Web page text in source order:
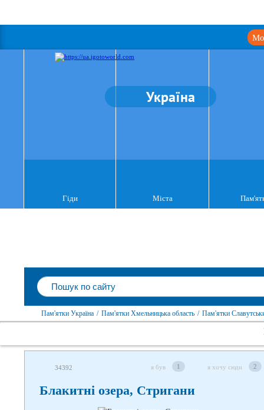
Україна
Гіди Міста
Пам'ятки Україна / Пам'ятки Хмельницька область / Пам'ятки
34392 я був 1 я хочу сюди 2
Блакитні озера, Стригани